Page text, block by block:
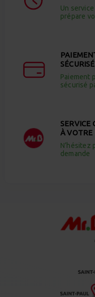
Un
prépare
Paiement
sécurisé
SERVICE
À VOTRE
N’hésitez
demande